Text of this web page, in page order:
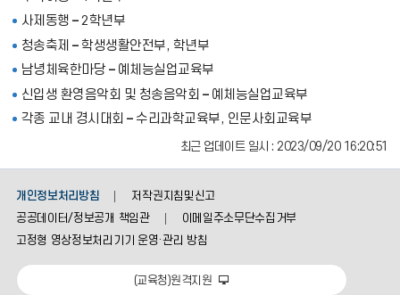
사제동행 – 2학년부
청송축제 – 학생생활안전부, 학년부
남녕체육한마당 – 예체능실업교육부
신입생 환영음악회 및 청송음악회 – 예체능실업교육부
각종 교내 경시대회 – 수리과학교육부, 인문사회교육부
최근 업데이트 일시 : 2023/09/20 16:20:51
개인정보처리방침
저작권지침및신고
공공데이터/정보공개 책임관
이메일주소무단수집거부
고정형 영상정보처리기기 운영·관리 방침
(교육청)원격지원